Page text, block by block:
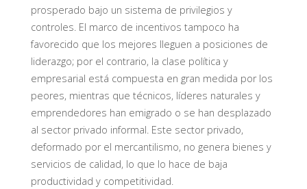
prosperado bajo un sistema de privilegios y
controles. El marco de incentivos tampoco ha
favorecido que los mejores lleguen a posiciones de
liderazgo; por el contrario, la clase política y
empresarial está compuesta en gran medida por los
peores, mientras que técnicos, líderes naturales y
emprendedores han emigrado o se han desplazado
al sector privado informal. Este sector privado,
deformado por el mercantilismo, no genera bienes y
servicios de calidad, lo que lo hace de baja
productividad y competitividad.